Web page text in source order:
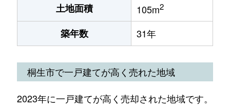
土地面積 105m2
築年数 31年
桐生市で一戸建てが高く売れた地域
2023年に一戸建てが高く売却された地域です。